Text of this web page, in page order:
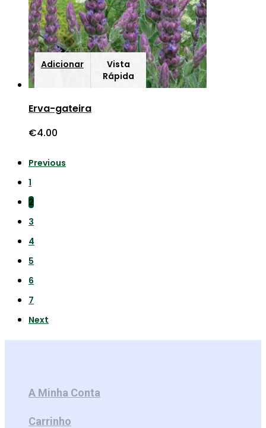
Adicionar
Vista
Rápida
Erva-gateira
€4.00
Previous
1
2
3
4
5
6
7
Next
A Minha Conta
Carrinho